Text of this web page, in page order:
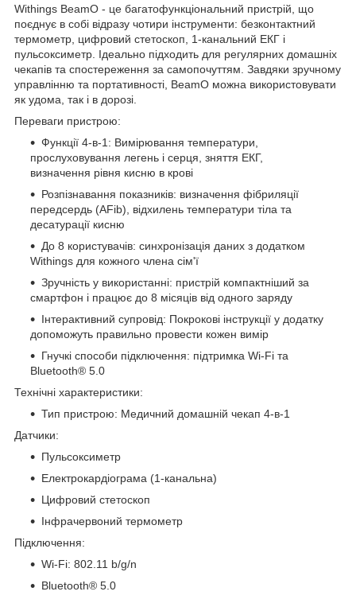
Withings BeamO - це багатофункціональний пристрій, що
поєднує в собі відразу чотири інструменти: безконтактний
термометр, цифровий стетоскоп, 1-канальний ЕКГ і
пульсоксиметр. Ідеально підходить для регулярних домашніх
чекапів та спостереження за самопочуттям. Завдяки зручному
управлінню та портативності, BeamO можна використовувати
як удома, так і в дорозі.
Переваги пристрою:
Функції 4-в-1: Вимірювання температури,
прослуховування легень і серця, зняття ЕКГ,
визначення рівня кисню в крові
Розпізнавання показників: визначення фібриляції
передсердь (AFib), відхилень температури тіла та
десатурації кисню
До 8 користувачів: синхронізація даних з додатком
Withings для кожного члена сім'ї
Зручність у використанні: пристрій компактніший за
смартфон і працює до 8 місяців від одного заряду
Інтерактивний супровід: Покрокові інструкції у додатку
допоможуть правильно провести кожен вимір
Гнучкі способи підключення: підтримка Wi-Fi та
Bluetooth® 5.0
Технічні характеристики:
Тип пристрою: Медичний домашній чекап 4-в-1
Датчики:
Пульсоксиметр
Електрокардіограма (1-канальна)
Цифровий стетоскоп
Інфрачервоний термометр
Підключення:
Wi-Fi: 802.11 b/g/n
Bluetooth® 5.0